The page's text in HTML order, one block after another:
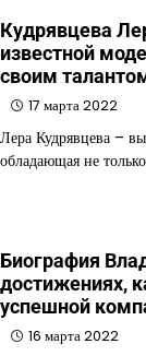
Кудрявцева
известной
своим
17 марта 2022
Лера Кудрявцева –
обладающая не
Биография
достижениях,
успешной
16 марта 2022